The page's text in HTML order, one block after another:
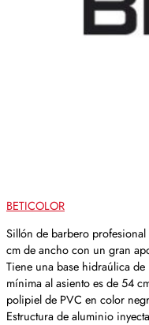
BETICOLOR
Sillón de barbero
cm de ancho con un gran
Tiene una base hidraúlica
mínima al asiento es de 54
polipiel de PVC en color
Estructura de aluminio